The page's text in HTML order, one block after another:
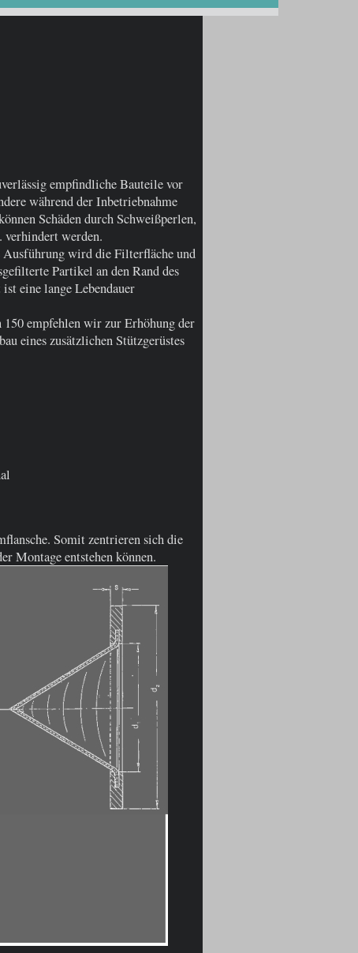
empfindliche Bauteile vor
während der Inbetriebnahme
Schäden durch Schweißperlen,
verhindert werden.
wird die Filterfläche und
Partikel an den Rand des
eine lange Lebendauer
empfehlen wir zur Erhöhung der
eines zusätzlichen Stützgerüstes
Somit zentrieren sich die
Montage entstehen können.